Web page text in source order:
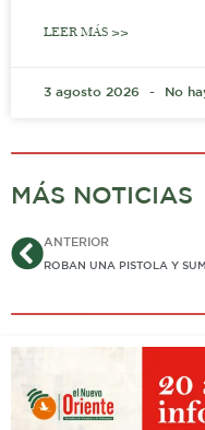
LEER MÁS >>
3 agosto 2026 No
MÁS NOTICIAS
AntANTERIOR